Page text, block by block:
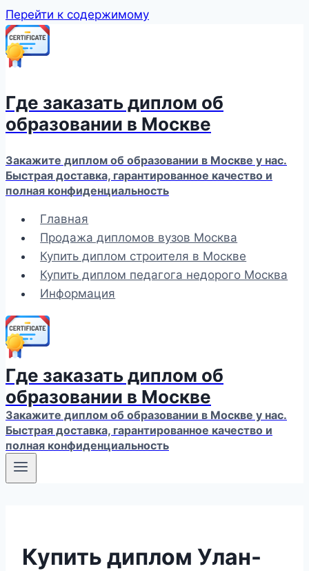
Перейти к содержимому
Где заказать диплом об
образовании в Москве
Закажите диплом об образовании в Москве у нас.
Быстрая доставка, гарантированное качество и
полная конфиденциальность
Главная
Продажа дипломов вузов Москва
Купить диплом строителя в Москве
Купить диплом педагога недорого Москва
Информация
Где заказать диплом об
образовании в Москве
Закажите диплом об образовании в Москве у нас.
Быстрая доставка, гарантированное качество и
полная конфиденциальность
Купить диплом Улан-